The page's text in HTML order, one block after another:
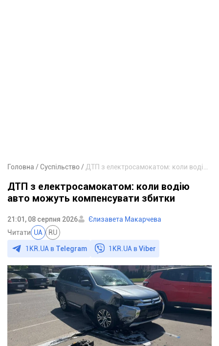
Головна Суспільство
ДТП з електросамокатом: коли водію
авто можуть компенсувати збитки
21:01, 08 серпня 2026
Єлизавета Макарчева
Читати UA RU
1KR.UA в Telegram 1KR.UA вViber